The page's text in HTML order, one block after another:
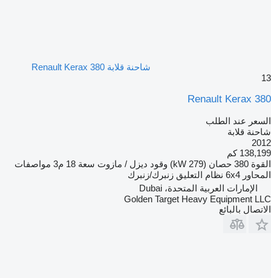
شاحنة قلابة Renault Kerax 380
13
Renault Kerax 380
السعر عند الطلب
شاحنة قلابة
2012
138,199 كم
القوة 380 حصان (279 kW) وقود ديزل / مازوت سعة 18 م3
مواصفات
المحاور 6x4 نظام التعليق زنبرك/زنبرك
الإمارات العربية المتحدة، Dubai
Golden Target Heavy Equipment LLC
الاتصال بالبائع